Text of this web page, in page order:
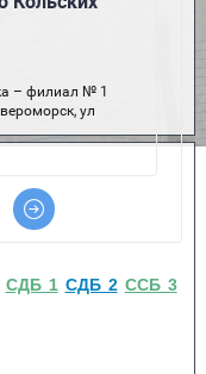
СДБ 1 СДБ 2 ССБ 3